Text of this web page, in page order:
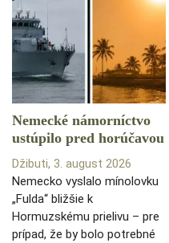
Nemecké námorníctvo
ustúpilo pred horúčavou
Džibuti, 3. august 2026
Nemecko vyslalo mínolovku
„Fulda“ bližšie k
Hormuzskému prielivu – pre
prípad, že by bolo potrebné